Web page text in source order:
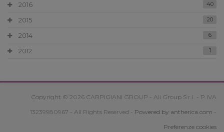
2016 40
2015 20
2014 6
2012 1
Copyright © 2026 CARPIGIANI GROUP - Ali Group S.r.l. - P.IVA
13239980967 - All Rights Reserved - Powered by antherica.com -
Preferenze cookies